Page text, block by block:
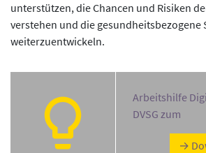
unterstützen, die Chancen und Risiken
verstehen und die gesundheitsbezogene
weiterzuentwickeln.
Arbeitshilfe
DVSG zum
→